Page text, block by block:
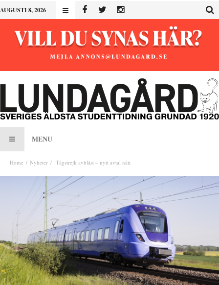
AUGUSTI 8, 2026
MENU
Home Nyheter Tågstrejk avblåst – nytt avtal nått